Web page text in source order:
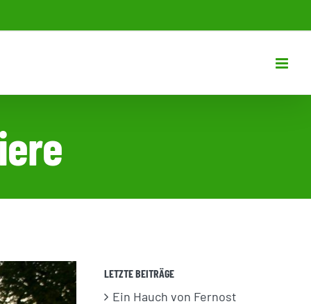
LETZTE BEITRÄGE
Ein Hauch von Fernost